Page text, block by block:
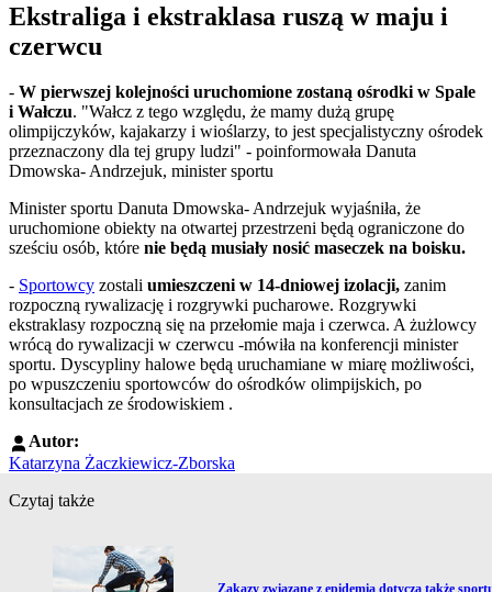
Ekstraliga i ekstraklasa ruszą w maju i
czerwcu
- W pierwszej kolejności uruchomione zostaną ośrodki w Spale
i Wałczu. "Wałcz z tego względu, że mamy dużą grupę
olimpijczyków, kajakarzy i wioślarzy, to jest specjalistyczny ośrodek
przeznaczony dla tej grupy ludzi" - poinformowała Danuta
Dmowska- Andrzejuk, minister sportu
Minister sportu Danuta Dmowska- Andrzejuk wyjaśniła, że
uruchomione obiekty na otwartej przestrzeni będą ograniczone do
sześciu osób, które nie będą musiały nosić maseczek na boisku.
- Sportowcy zostali umieszczeni w 14-dniowej izolacji, zanim
rozpoczną rywalizację i rozgrywki pucharowe. Rozgrywki
ekstraklasy rozpoczną się na przełomie maja i czerwca. A żużlowcy
wrócą do rywalizacji w czerwcu -mówiła na konferencji minister
sportu. Dyscypliny halowe będą uruchamiane w miarę możliwości,
po wpuszczeniu sportowców do ośrodków olimpijskich, po
konsultacjach ze środowiskiem .
Autor:
Katarzyna Żaczkiewicz-Zborska
Czytaj także
Przejdź do artykułu: